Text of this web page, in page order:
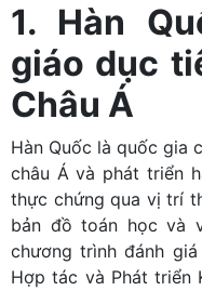
1. Hàn
giáo dục
Châu Á
Hàn Quốc là quốc gia
châu Á và phát triển
thực chứng qua vị trí
bản đồ toán học và
chương trình đánh
Hợp tác và Phát triển